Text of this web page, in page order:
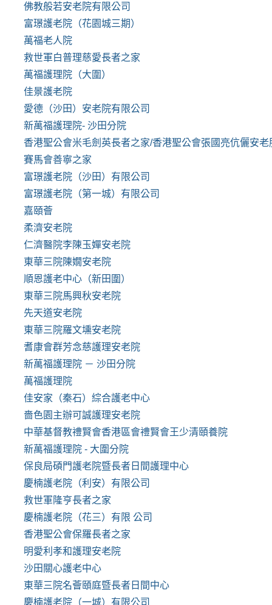
佛教般若安老院有限公司
富璟護老院（花園城三期）
萬福老人院
救世軍白普理慈愛長者之家
萬福護理院（大圍）
佳景護老院
愛德（沙田）安老院有限公司
新萬福護理院- 沙田分院
香港聖公會米毛劍英長者之家/香港聖公會張國亮伉儷安老
賽馬會善寧之家
富璟護老院（沙田）有限公司
富璟護老院（第一城）有限公司
嘉頤薈
柔濟安老院
仁濟醫院李陳玉嬋安老院
東華三院陳嫺安老院
順恩護老中心（新田圍）
東華三院馬興秋安老院
先天道安老院
東華三院羅文壎安老院
耆康會群芳念慈護理安老院
新萬福護理院 － 沙田分院
萬福護理院
佳安家（秦石）綜合護老中心
嗇色園主辦可誠護理安老院
中華基督教禮賢會香港區會禮賢會王少清頤養院
新萬福護理院 - 大圍分院
保良局碩門護老院暨長者日間護理中心
慶楠護老院（利安）有限公司
救世軍隆亨長者之家
慶楠護老院（花三）有限 公司
香港聖公會保羅長者之家
明愛利孝和護理安老院
沙田關心護老中心
東華三院名薈頤庭暨長者日間中心
慶楠護老院（一城）有限公司